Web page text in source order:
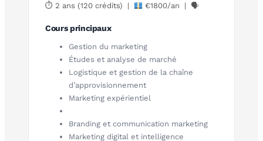
⏱ 2 ans (120 crédits) | €1800/an | 🗣
Cours principaux
Gestion du marketing
Études et analyse de marché
Logistique et gestion de la chaîne
d’approvisionnement
Marketing expérientiel
Branding et communication marketing
Marketing digital et intelligence